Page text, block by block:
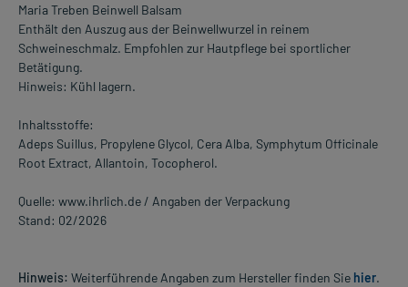
Maria Treben Beinwell Balsam
Enthält den Auszug aus der Beinwellwurzel in reinem
Schweineschmalz. Empfohlen zur Hautpflege bei sportlicher
Betätigung.
Hinweis: Kühl lagern.
Inhaltsstoffe:
Adeps Suillus, Propylene Glycol, Cera Alba, Symphytum Officinale
Root Extract, Allantoin, Tocopherol.
Quelle: www.ihrlich.de / Angaben der Verpackung
Stand: 02/2026
Hinweis: Weiterführende Angaben zum Hersteller finden Sie hier.